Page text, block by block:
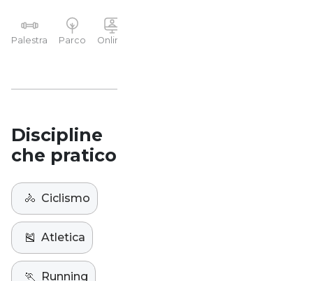
Palestra Parco Online
Discipline
che pratico
🚴 Ciclismo
🎽 Atletica
🏃 Running